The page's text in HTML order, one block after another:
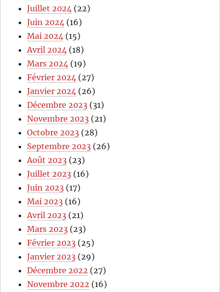
Juillet 2024 (22)
Juin 2024 (16)
Mai 2024 (15)
Avril 2024 (18)
Mars 2024 (19)
Février 2024 (27)
Janvier 2024 (26)
Décembre 2023 (31)
Novembre 2023 (21)
Octobre 2023 (28)
Septembre 2023 (26)
Août 2023 (23)
Juillet 2023 (16)
Juin 2023 (17)
Mai 2023 (16)
Avril 2023 (21)
Mars 2023 (23)
Février 2023 (25)
Janvier 2023 (29)
Décembre 2022 (27)
Novembre 2022 (16)